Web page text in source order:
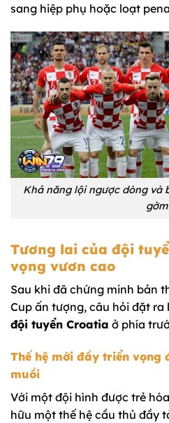
sang hiệp phụ hoặc loạt
Khả năng lội ngược dòng và
gờm
Tương lai của đội
vọng vươn cao
Sau khi đã chứng minh bản
Cup ấn tượng, câu hỏi đặt ra
đội tuyển Croatia ở phía
Thế hệ mới đầy triển vọng
muồi
Với một đội hình được trẻ
hữu một thế hệ cầu thủ đầy